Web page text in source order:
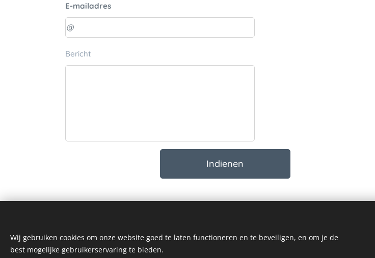
E-mailadres
Bericht
Indienen
© 2025 Alle rechten
Wij gebruiken cookies om onze website goed te laten functioneren en te beveiligen, en om je de
best mogelijke gebruikerservaring te bieden.